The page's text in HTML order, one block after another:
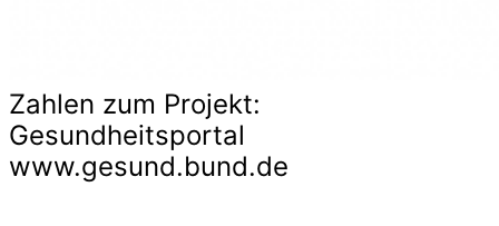
Zahlen zum Projekt:
Gesundheitsportal
www.gesund.bund.de